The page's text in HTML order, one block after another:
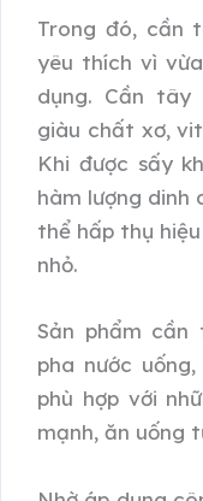
Trong đó, cần
yêu thích vì
dụng. Cần tây
giàu chất xơ,
Khi được sấy
hàm lượng dinh
thể hấp thụ
nhỏ.
Sản phẩm
pha nước
phù hợp với
mạnh, ăn uống